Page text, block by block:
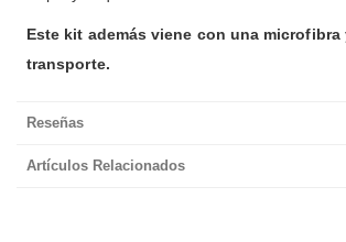
Este kit además viene con una microfibra
transporte.
Reseñas
Artículos Relacionados